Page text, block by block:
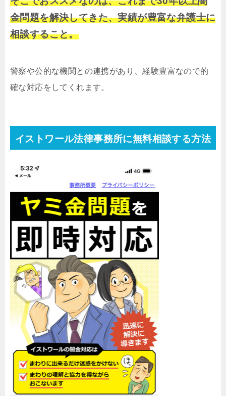
金問題を解決してきた、実績が豊富な弁護士に
相談すること。
警察や公的な機関との連携があり、経験豊富なので的
確な対応をしてくれます。
イストワール法律事務所に無料相談する方法